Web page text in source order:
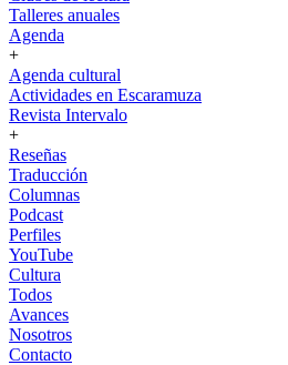
Talleres anuales
Agenda
+
Agenda cultural
Actividades en Escaramuza
Revista Intervalo
+
Reseñas
Traducción
Columnas
Podcast
Perfiles
YouTube
Cultura
Todos
Avances
Nosotros
Contacto